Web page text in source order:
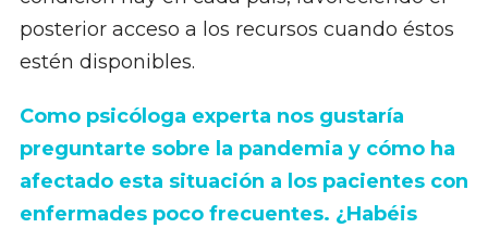
posterior acceso a los recursos cuando éstos
estén disponibles.
Como psicóloga experta nos gustaría
preguntarte sobre la pandemia y cómo ha
afectado esta situación a los pacientes con
enfermades poco frecuentes. ¿Habéis